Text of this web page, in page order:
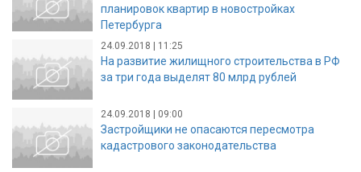
планировок квартир в новостройках
Петербурга
24.09.2018 | 11:25
На развитие жилищного строительства в РФ
за три года выделят 80 млрд рублей
24.09.2018 | 09:00
Застройщики не опасаются пересмотра
кадастрового законодательства